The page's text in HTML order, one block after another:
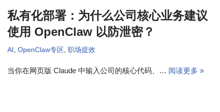
私有化部署：为什么公司核心业务建议
使用 OpenClaw 以防泄密？
AI , OpenClaw专区 , 职场提效
当你在网页版 Claude 中输入公司的核心代码、… 阅读更多 »